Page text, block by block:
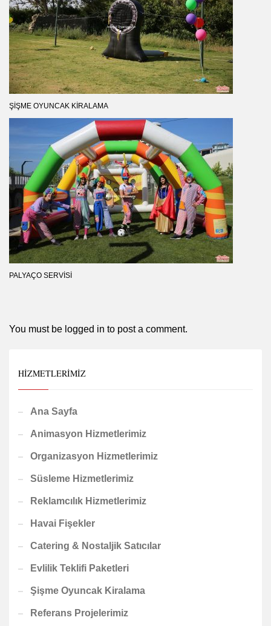
ŞIŞME OYUNCAK KIRALAMA
PALYAÇO SERVISI
You must be logged in to post a comment.
HIZMETLERIMIZ
Ana Sayfa
Animasyon Hizmetlerimiz
Organizasyon Hizmetlerimiz
Süsleme Hizmetlerimiz
Reklamcılık Hizmetlerimiz
Havai Fişekler
Catering & Nostaljik Satıcılar
Evlilik Teklifi Paketleri
Şişme Oyuncak Kiralama
Referans Projelerimiz